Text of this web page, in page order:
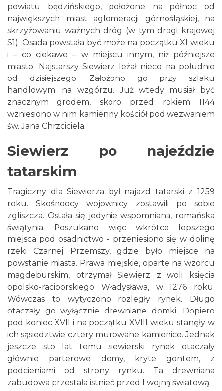
powiatu będzińskiego, położone na północ od
największych miast aglomeracji górnośląskiej, na
skrzyżowaniu ważnych dróg (w tym drogi krajowej
S1). Osada powstała być może na początku XI wieku
i – co ciekawe – w miejscu innym, niż późniejsze
miasto. Najstarszy Siewierz leżał nieco na południe
od dzisiejszego. Założono go przy szlaku
handlowym, na wzgórzu. Już wtedy musiał być
znacznym grodem, skoro przed rokiem 1144
wzniesiono w nim kamienny kościół pod wezwaniem
św. Jana Chrzciciela.
Siewierz po najeździe
tatarskim
Tragiczny dla Siewierza był najazd tatarski z 1259
roku. Skośnoocy wojownicy zostawili po sobie
zgliszcza. Ostała się jedynie wspomniana, romańska
świątynia. Poszukano więc wkrótce lepszego
miejsca pod osadnictwo - przeniesiono się w dolinę
rzeki Czarnej Przemszy, gdzie było miejsce na
powstanie miasta. Prawa miejskie, oparte na wzorcu
magdeburskim, otrzymał Siewierz z woli księcia
opolsko-raciborskiego Władysława, w 1276 roku.
Wówczas to wytyczono rozległy rynek. Długo
otaczały go wyłącznie drewniane domki. Dopiero
pod koniec XVII i na początku XVIII wieku stanęły w
ich sąsiedztwie cztery murowane kamienice. Jednak
jeszcze sto lat temu siewierski rynek otaczały
głównie parterowe domy, kryte gontem, z
podcieniami od strony rynku. Ta drewniana
zabudowa przestała istnieć przed I wojną światową.